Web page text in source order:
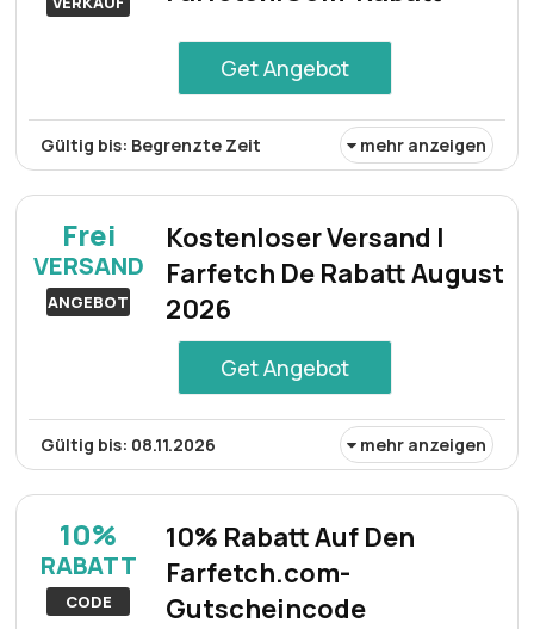
Get Angebot
Gültig bis: Begrenzte Zeit mehr anzeigen
Ersparnissen profitieren.
Frei
VERSAND
ANGEBOT
Kostenloser Versand |
Farfetch De Rabatt August
2026
Get Angebot
Gültig bis: 08.11.2026 mehr anzeigen
Accessoire-Käufe.
10%
RABATT
CODE
10% Rabatt Auf Den
Farfetch.com-
Gutscheincode